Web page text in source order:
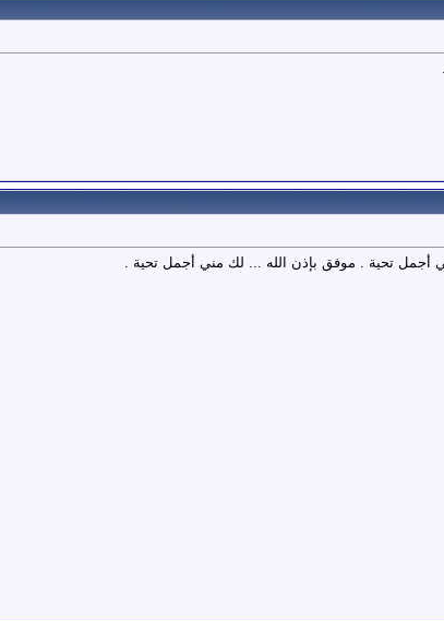
أجمل تحية . موفق بإذن الله ... لك مني أجمل تحية .